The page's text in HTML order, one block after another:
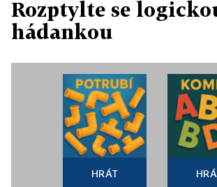
Rozptylte se
hádankou
HRÁT